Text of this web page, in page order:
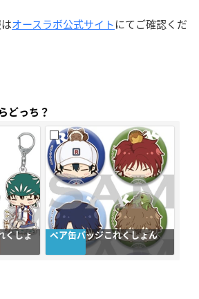
オースラボ公式サイトにてご確認くだ
どっち？
くしょ
ペア缶バッジこれくしょん